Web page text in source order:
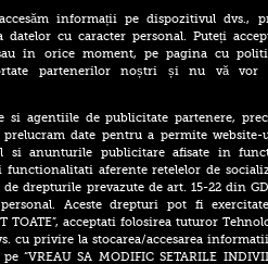
în
spionaj în
iar
a ajuns la
informații pe dispozitivul dvs.,
cu caracter personal. Puteți
în orice moment, pe pagina cu
partenerilor noștri și nu vă vor
si agentiile de publicitate partenere,
date pentru a permite website-
si anunturile publicitare afisate in
aferente retelelor de
drepturile prevazute de art. 15-22 din
Aceste drepturi pot fi
TOATE”, acceptati folosirea tuturor
cu privire la stocarea/accesarea
SA MODIFIC SETARILE